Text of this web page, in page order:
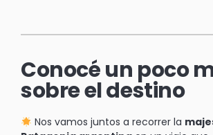
Conocé un poco
sobre el destino
Nos vamos juntos a recorrer la